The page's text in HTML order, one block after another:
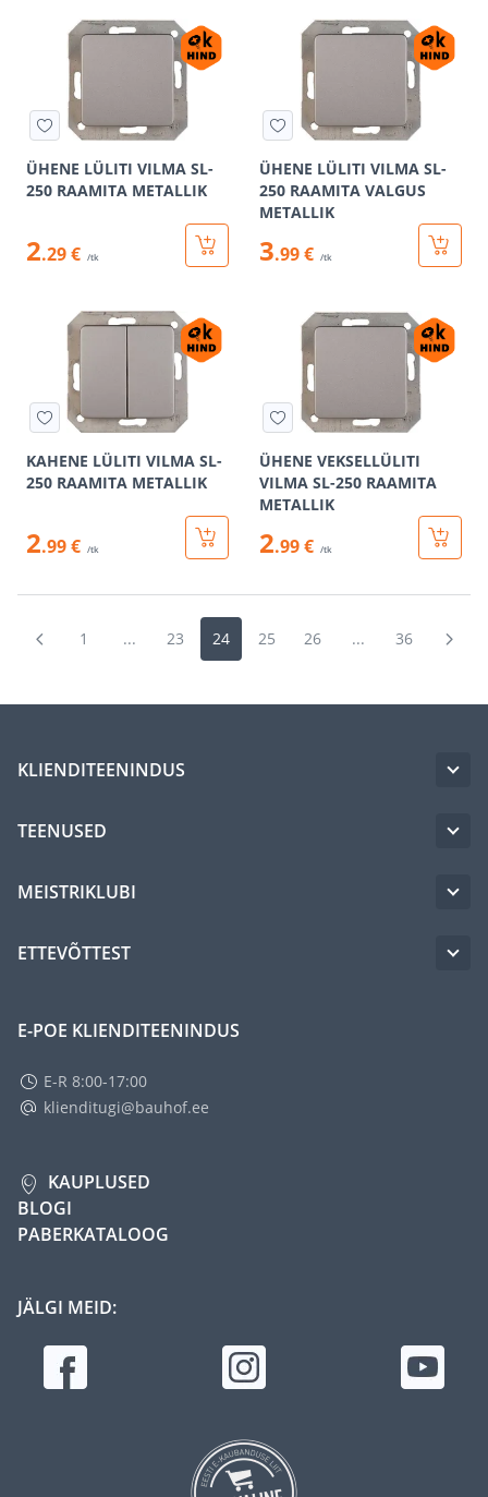
ÜHENE LÜLITI VILMA SL-
250 RAAMITA METALLIK
2.29 € /tk
ÜHENE LÜLITI VILMA SL-
250 RAAMITA VALGUS
METALLIK
3.99 € /tk
KAHENE LÜLITI VILMA SL-
250 RAAMITA METALLIK
2.99 € /tk
ÜHENE VEKSELLÜLITI
VILMA SL-250 RAAMITA
METALLIK
2.99 € /tk
1 ... 23 24 25 26 ... 36
KLIENDITEENINDUS
TEENUSED
MEISTRIKLUBI
ETTEVÕTTEST
E-POE KLIENDITEENINDUS
E-R 8:00-17:00
klienditugi@bauhof.ee
KAUPLUSED
BLOGI
PABERKATALOOG
JÄLGI MEID: